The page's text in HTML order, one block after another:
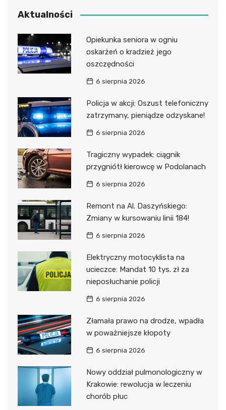
Aktualności
Opiekunka seniora w ogniu
oskarżeń o kradzież jego
oszczędności
6 sierpnia 2026
Policja w akcji: Oszust telefoniczny
zatrzymany, pieniądze odzyskane!
6 sierpnia 2026
Tragiczny wypadek: ciągnik
przygniótł kierowcę w Podolanach
6 sierpnia 2026
Remont na Al. Daszyńskiego:
Zmiany w kursowaniu linii 184!
6 sierpnia 2026
Elektryczny motocyklista na
ucieczce: Mandat 10 tys. zł za
nieposłuchanie policji
6 sierpnia 2026
Złamała prawo na drodze, wpadła
w poważniejsze kłopoty
6 sierpnia 2026
Nowy oddział pulmonologiczny w
Krakowie: rewolucja w leczeniu
chorób płuc